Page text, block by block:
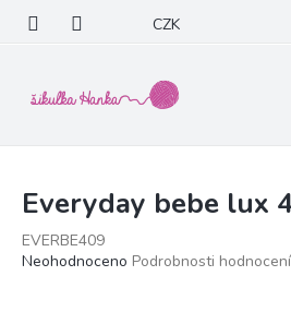
obsah
CZK
Everyday bebe lux
EVERBE409
Průměrné
Neohodnoceno Podrobnosti hodnocení